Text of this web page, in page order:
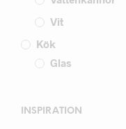
Vit
Kök
Glas
INSPIRATION